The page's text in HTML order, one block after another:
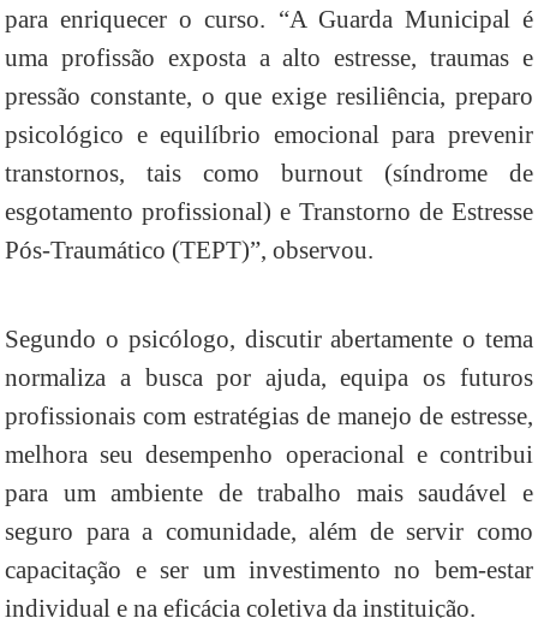
para enriquecer o curso. “A Guarda Municipal é
uma profissão exposta a alto estresse, traumas e
pressão constante, o que exige resiliência, preparo
psicológico e equilíbrio emocional para prevenir
transtornos, tais como burnout (síndrome de
esgotamento profissional) e Transtorno de Estresse
Pós-Traumático (TEPT)”, observou.
Segundo o psicólogo, discutir abertamente o tema
normaliza a busca por ajuda, equipa os futuros
profissionais com estratégias de manejo de estresse,
melhora seu desempenho operacional e contribui
para um ambiente de trabalho mais saudável e
seguro para a comunidade, além de servir como
capacitação e ser um investimento no bem-estar
individual e na eficácia coletiva da instituição.